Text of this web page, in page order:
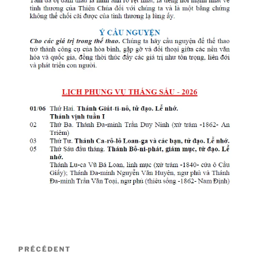
Navigation
Article
PRÉCÉDENT